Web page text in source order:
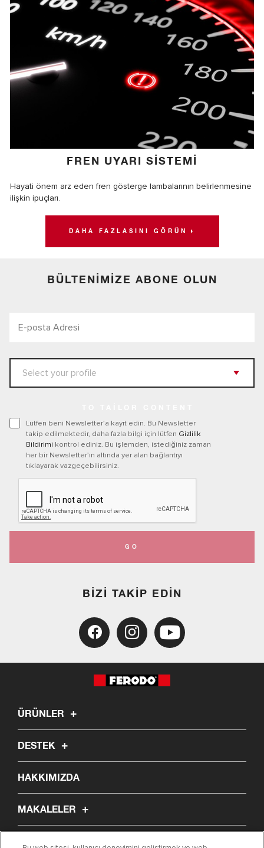
FREN UYARI SİSTEMİ
Hayati önem arz eden fren gösterge lambalarının belirlenmesine
ilişkin ipuçları.
DAHA FAZLASINI GÖRÜN
BÜLTENIMIZE ABONE OLUN
Lütfen beni Newsletter’a kayıt edin. Bu Newsletter
takip edilmektedir, daha fazla bilgi için lütfen Gizlilik
Bildirimi kontrol ediniz. Bu işlemden, istediğiniz zaman
her bir Newsletter’ın altında yer alan bağlantıyı
tıklayarak vazgeçebilirsiniz.
GO
BIZI TAKIP EDIN
ÜRÜNLER
DESTEK
HAKKIMIZDA
MAKALELER